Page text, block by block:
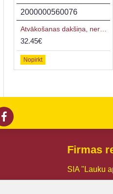
2000000560076
32.45€
Nopirkt
Firmas
SIA "Lauku